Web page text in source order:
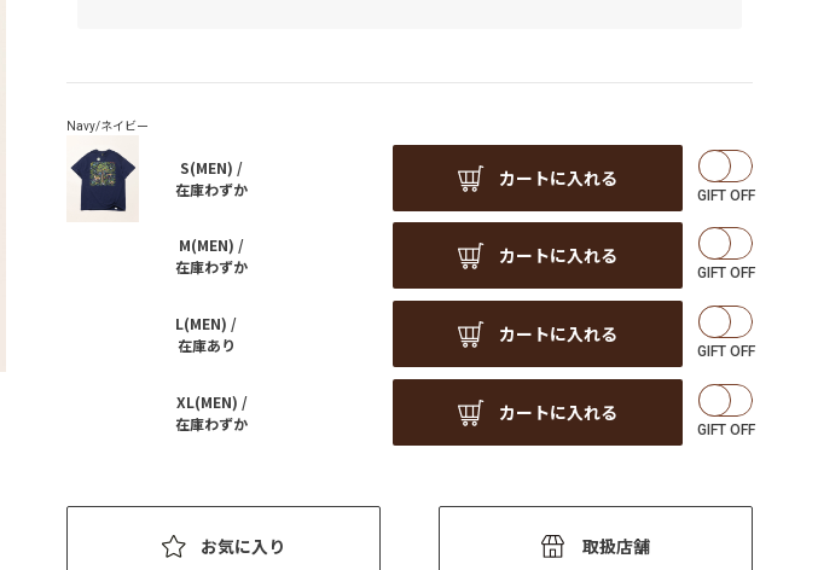
S(MEN) /
在庫わずか
カートに入れる
M(MEN) /
在庫わずか
カートに入れる
L(MEN) /
在庫あり
カートに入れる
XL(MEN) /
在庫わずか
カートに入れる
お気に入り 取扱店舗